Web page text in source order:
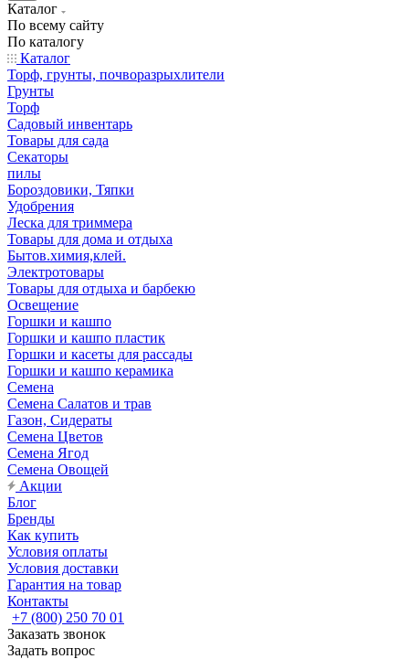
Каталог
По всему сайту
По каталогу
Каталог
Торф, грунты, почворазрыхлители
Грунты
Торф
Садовый инвентарь
Товары для сада
Секаторы
пилы
Бороздовики, Тяпки
Удобрения
Леска для триммера
Товары для дома и отдыха
Бытов.химия,клей.
Электротовары
Товары для отдыха и барбекю
Освещение
Горшки и кашпо
Горшки и кашпо пластик
Горшки и касеты для рассады
Горшки и кашпо керамика
Семена
Семена Салатов и трав
Газон, Сидераты
Семена Цветов
Семена Ягод
Семена Овощей
Акции
Блог
Бренды
Как купить
Условия оплаты
Условия доставки
Гарантия на товар
Контакты
+7 (800) 250 70 01
Заказать звонок
Задать вопрос